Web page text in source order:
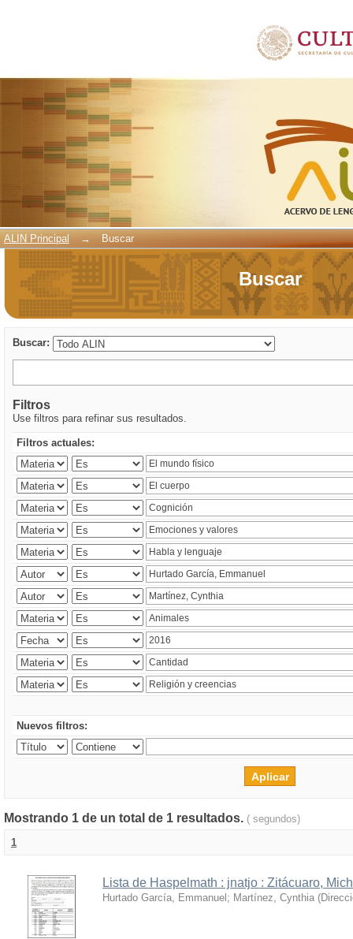
ALIN Principal → Buscar
Buscar
Buscar:
Filtros
Use filtros para refinar sus resultados.
Filtros actuales:
Nuevos filtros:
Mostrando 1 de un total de 1 resultados. ( segundos)
1
Lista de Haspelmath : jnatjo : Zitácuaro,
Hurtado García, Emmanuel ; Martínez, Cynthia (